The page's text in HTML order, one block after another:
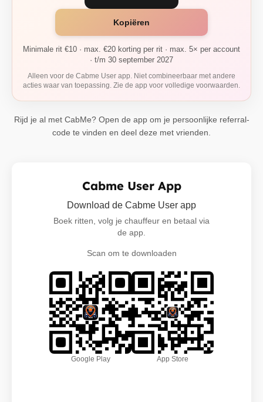
Kopiëren
Minimale rit €10 · max. €20 korting per rit · max. 5× per account
· t/m 30 september 2027
Alleen voor de Cabme User app. Niet combineerbaar met andere
acties waar van toepassing. Zie de app voor volledige voorwaarden.
Rijd je al met CabMe? Open de app om je persoonlijke referral-
code te vinden en deel deze met vrienden.
Cabme User App
Download de Cabme User app
Boek ritten, volg je chauffeur en betaal via
de app.
Scan om te downloaden
Google Play App Store